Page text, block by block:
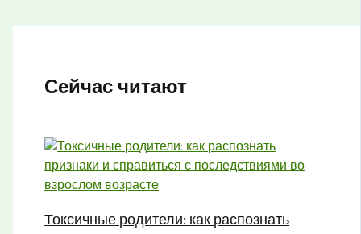
Сейчас читают
Токсичные родители: как распознать